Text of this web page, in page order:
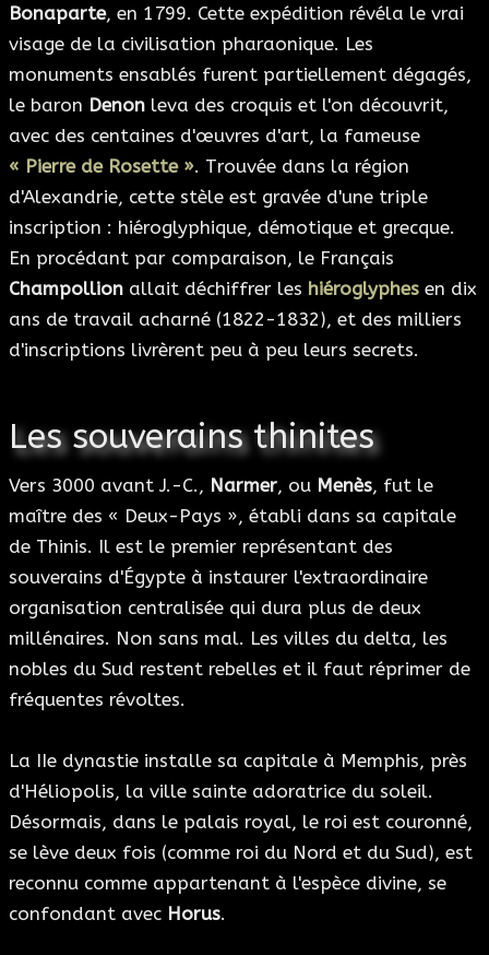
Bonaparte, en 1799. Cette expédition révéla le vrai
visage de la civilisation pharaonique. Les
monuments ensablés furent partiellement dégagés,
le baron Denon leva des croquis et l'on découvrit,
avec des centaines d'œuvres d'art, la fameuse
« Pierre de Rosette ». Trouvée dans la région
d'Alexandrie, cette stèle est gravée d'une triple
inscription : hiéroglyphique, démotique et grecque.
En procédant par comparaison, le Français
Champollion allait déchiffrer les hiéroglyphes en dix
ans de travail acharné (1822-1832), et des milliers
d'inscriptions livrèrent peu à peu leurs secrets.
Les souverains thinites
Vers 3000 avant J.-C., Narmer, ou Menès, fut le
maître des « Deux-Pays », établi dans sa capitale
de Thinis. Il est le premier représentant des
souverains d'Égypte à instaurer l'extraordinaire
organisation centralisée qui dura plus de deux
millénaires. Non sans mal. Les villes du delta, les
nobles du Sud restent rebelles et il faut réprimer de
fréquentes révoltes.
La IIe dynastie installe sa capitale à Memphis, près
d'Héliopolis, la ville sainte adoratrice du soleil.
Désormais, dans le palais royal, le roi est couronné,
se lève deux fois (comme roi du Nord et du Sud), est
reconnu comme appartenant à l'espèce divine, se
confondant avec Horus.